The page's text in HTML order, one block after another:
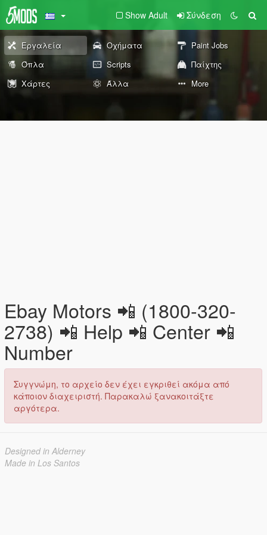
Show Adult Σύνδεση
Εργαλεία Οχήματα
Paint Jobs
Όπλα
Scripts
Παίχτης
Χάρτες
Άλλα More
Ebay Motors 📲 (1800-320-
2738) 📲 Help 📲 Center 📲
Number
Συγγνώμη, το αρχείο δεν έχει εγκριθεί ακόμα από
κάποιον διαχειριστή. Παρακαλώ ξανακοιτάξτε
αργότερα.
Designed in Alderney
Made in Los Santos